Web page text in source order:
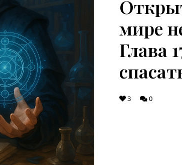
мире
Глава
3 0